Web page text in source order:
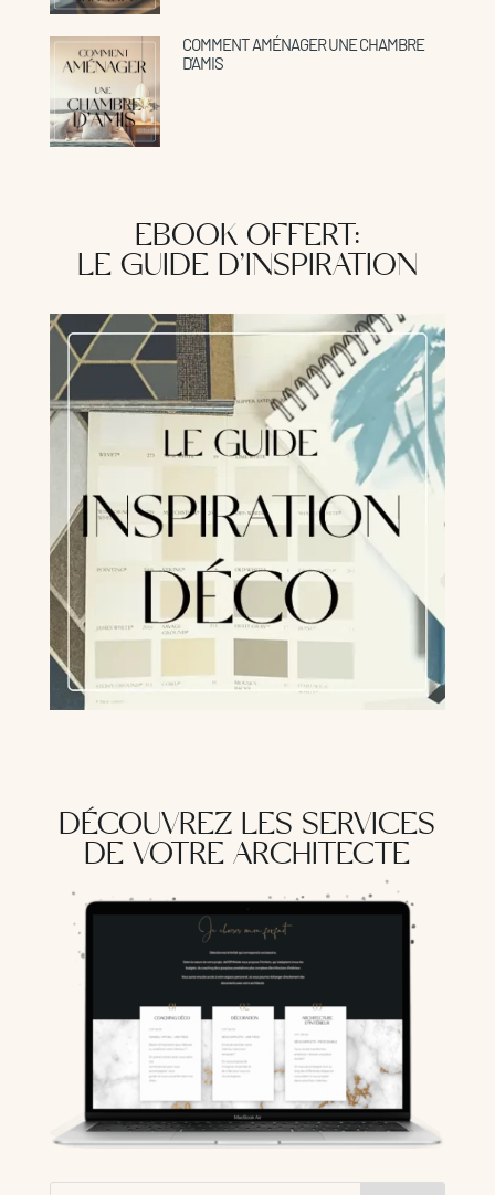
COMMENT AMÉNAGER UNE CHAMBRE
D’AMIS
EBOOK OFFERT:
LE GUIDE D’INSPIRATION
DÉCOUVREZ LES SERVICES
DE VOTRE ARCHITECTE